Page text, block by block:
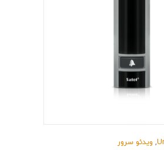
, ویدئو سرور